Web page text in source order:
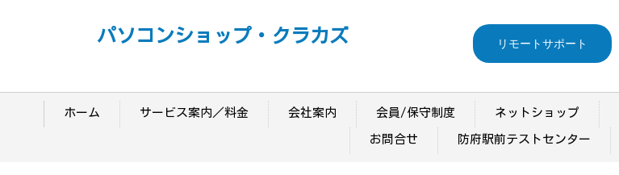
パソコンショップ・クラカズ リモートサポート
ホーム サービス案内／料金 会社案内 会員/保守制度 ネットショップ
お問合せ 防府駅前テストセンター